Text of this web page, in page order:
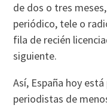
de dos o tres
periódico, tele o
fila de recién
siguiente.
Así, España hoy
periodistas de